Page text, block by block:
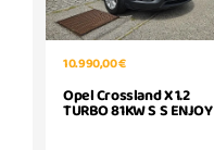
10.990,00 €
Opel Crossland X 1.2
TURBO 81KW S S ENJOY